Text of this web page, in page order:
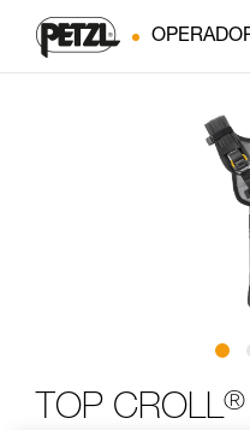
TOP CROLL®